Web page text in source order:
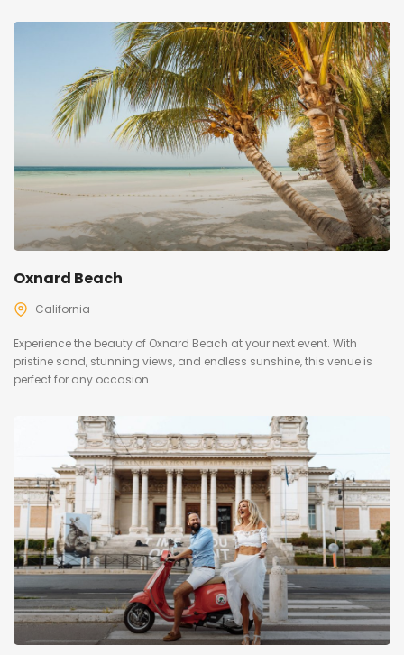
Oxnard Beach
California
Experience the beauty of Oxnard Beach at your next event. With
pristine sand, stunning views, and endless sunshine, this venue is
perfect for any occasion.